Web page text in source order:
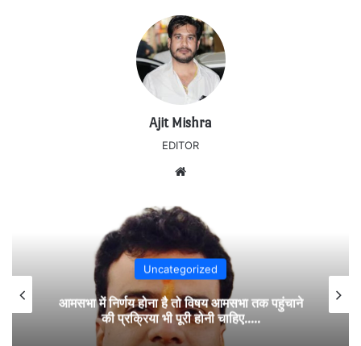
Ajit Mishra
EDITOR
Uncategorized
आमसभा में निर्णय होना है तो विषय आमसभा तक पहुंचाने
की प्रक्रिया भी पूरी होनी चाहिए…..